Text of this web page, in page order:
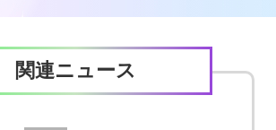
関連ニュース